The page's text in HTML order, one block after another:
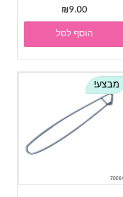
₪9.00
הוסף לסל
מבצע!